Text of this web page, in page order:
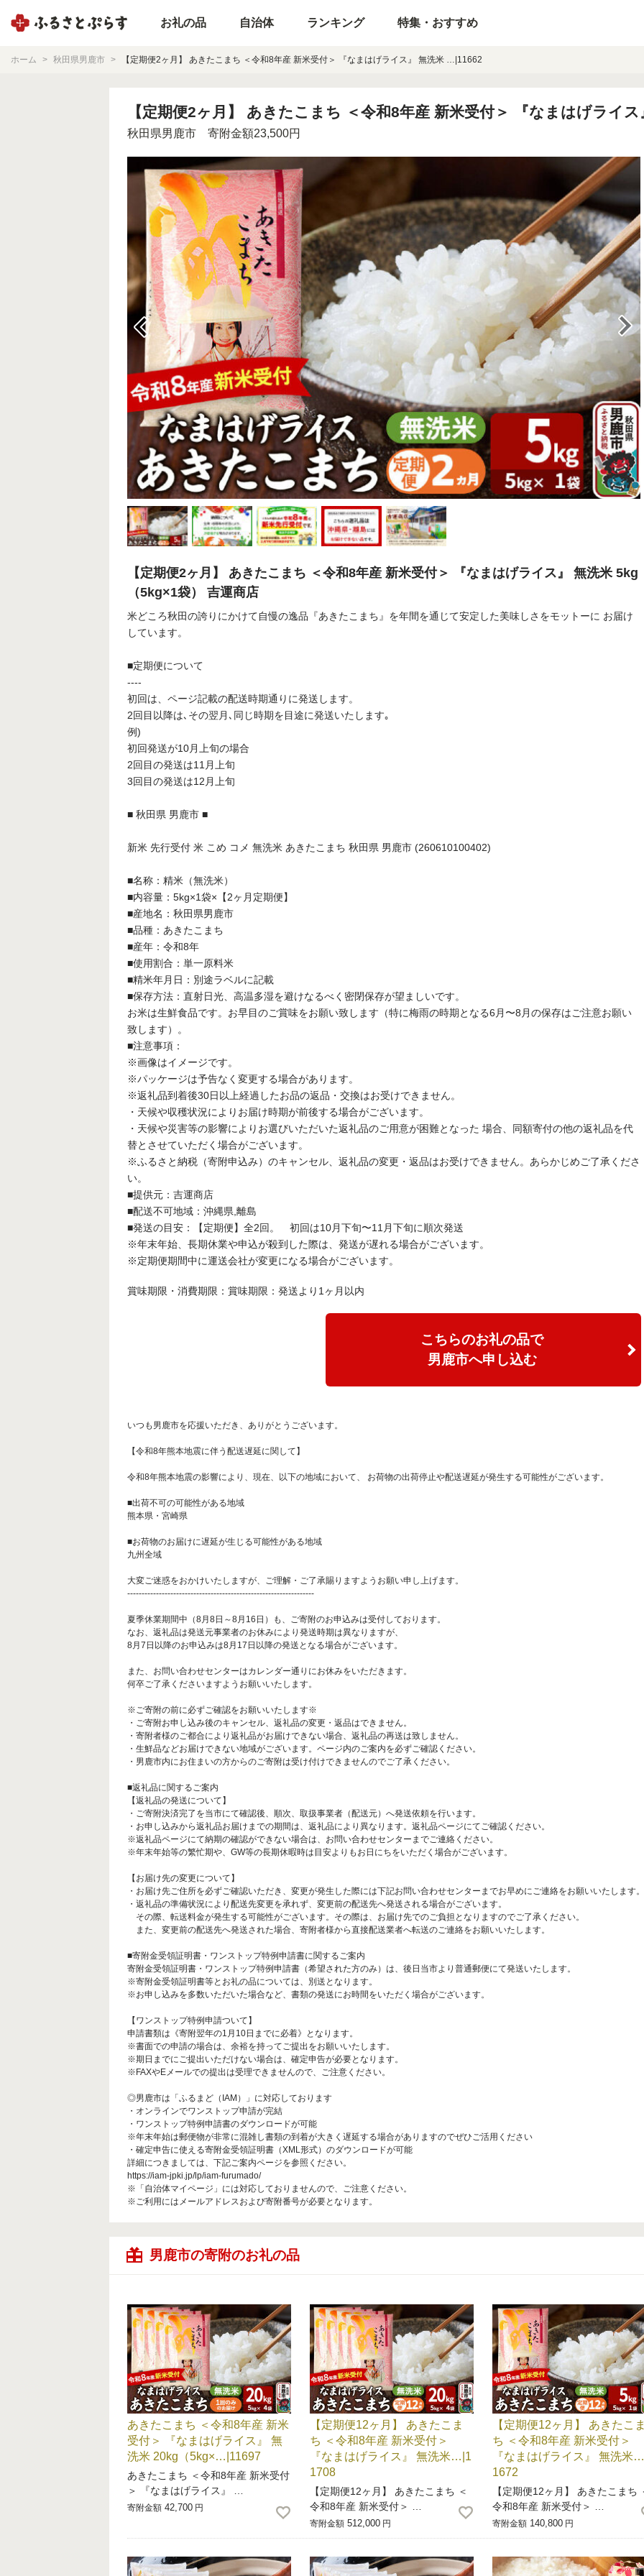
お礼の品 自治体 ランキング 特集・おすすめ
ホーム 秋田県男鹿市 【定期便2ヶ月】 あきたこまち ＜令和8年産 新米受付＞ 『なまはげライス』 無洗米 …|11662
【定期便2ヶ月】 あきたこまち ＜令和8年産 新米受付＞ 『なまはげライ
秋田県男鹿市 寄附金額23,500円
【定期便2ヶ月】 あきたこまち ＜令和8年産 新米受付＞ 『なまはげライス』 無洗米 5kg
（5kg×1袋） 吉運商店
米どころ秋田の誇りにかけて自慢の逸品『あきたこまち』を年間を通じて安定した美味しさをモットーに お届け
しています。
■定期便について
----
初回は、ページ記載の配送時期通りに発送します。
2回目以降は､その翌月､同じ時期を目途に発送いたします｡
例)
初回発送が10月上旬の場合
2回目の発送は11月上旬
3回目の発送は12月上旬
■ 秋田県 男鹿市 ■
新米 先行受付 米 こめ コメ 無洗米 あきたこまち 秋田県 男鹿市 (260610100402)
■名称：精米（無洗米）
■内容量：5kg×1袋×【2ヶ月定期便】
■産地名：秋田県男鹿市
■品種：あきたこまち
■産年：令和8年
■使用割合：単一原料米
■精米年月日：別途ラベルに記載
■保存方法：直射日光、高温多湿を避けなるべく密閉保存が望ましいです。
お米は生鮮食品です。お早目のご賞味をお願い致します（特に梅雨の時期となる6月〜8月の保存はご注意お願い
致します）。
■注意事項：
※画像はイメージです。
※パッケージは予告なく変更する場合があります。
※返礼品到着後30日以上経過したお品の返品・交換はお受けできません。
・天候や収穫状況によりお届け時期が前後する場合がございます。
・天候や災害等の影響によりお選びいただいた返礼品のご用意が困難となった 場合、同額寄付の他の返礼品を代
替とさせていただく場合がございます。
※ふるさと納税（寄附申込み）のキャンセル、返礼品の変更・返品はお受けできません。あらかじめご了承くださ
い。
■提供元：吉運商店
■配送不可地域：沖縄県,離島
■発送の目安：【定期便】全2回。 初回は10月下旬〜11月下旬に順次発送
※年末年始、長期休業や申込が殺到した際は、発送が遅れる場合がございます。
※定期便期間中に運送会社が変更になる場合がございます。
賞味期限・消費期限：賞味期限：発送より1ヶ月以内
こちらのお礼の品で
男鹿市へ申し込む
いつも男鹿市を応援いただき、ありがとうございます。
【令和8年熊本地震に伴う配送遅延に関して】
令和8年熊本地震の影響により、現在、以下の地域において、 お荷物の出荷停止や配送遅延が発生する可能性がございます。
■出荷不可の可能性がある地域
熊本県・宮崎県
■お荷物のお届けに遅延が生じる可能性がある地域
九州全域
大変ご迷惑をおかけいたしますが、ご理解・ご了承賜りますようお願い申し上げます。
-----------------------------------------------------------------
夏季休業期間中（8月8日～8月16日）も、ご寄附のお申込みは受付しております。
なお、返礼品は発送元事業者のお休みにより発送時期は異なりますが、
8月7日以降のお申込みは8月17日以降の発送となる場合がございます。
また、お問い合わせセンターはカレンダー通りにお休みをいただきます。
何卒ご了承くださいますようお願いいたします。
※ご寄附の前に必ずご確認をお願いいたします※
・ご寄附お申し込み後のキャンセル、返礼品の変更・返品はできません。
・寄附者様のご都合により返礼品がお届けできない場合、返礼品の再送は致しません。
・生鮮品などお届けできない地域がございます。ページ内のご案内を必ずご確認ください。
・男鹿市内にお住まいの方からのご寄附は受け付けできませんのでご了承ください。
■返礼品に関するご案内
【返礼品の発送について】
・ご寄附決済完了を当市にて確認後、順次、取扱事業者（配送元）へ発送依頼を行います。
・お申し込みから返礼品お届けまでの期間は、返礼品により異なります。返礼品ページにてご確認ください。
※返礼品ページにて納期の確認ができない場合は、お問い合わせセンターまでご連絡ください。
※年末年始等の繁忙期や、GW等の長期休暇時は目安よりもお日にちをいただく場合がございます。
【お届け先の変更について】
・お届け先ご住所を必ずご確認いただき、変更が発生した際には下記お問い合わせセンターまでお早めにご連絡をお願いいたします。
・返礼品の準備状況により配送先変更を承れず、変更前の配送先へ発送される場合がございます。
その際、転送料金が発生する可能性がございます。その際は、お届け先でのご負担となりますのでご了承ください。
また、変更前の配送先へ発送された場合、寄附者様から直接配送業者へ転送のご連絡をお願いいたします。
■寄附金受領証明書・ワンストップ特例申請書に関するご案内
寄附金受領証明書・ワンストップ特例申請書（希望された方のみ）は、後日当市より普通郵便にて発送いたします。
※寄附金受領証明書等とお礼の品については、別送となります。
※お申し込みを多数いただいた場合など、書類の発送にお時間をいただく場合がございます。
【ワンストップ特例申請ついて】
申請書類は《寄附翌年の1月10日までに必着》となります。
※書面での申請の場合は、余裕を持ってご提出をお願いいたします。
※期日までにご提出いただけない場合は、確定申告が必要となります。
※FAXやEメールでの提出は受理できませんので、ご注意ください。
◎男鹿市は「ふるまど（IAM）」に対応しております
・オンラインでワンストップ申請が完結
・ワンストップ特例申請書のダウンロードが可能
※年末年始は郵便物が非常に混雑し書類の到着が大きく遅延する場合がありますのでぜひご活用ください
・確定申告に使える寄附金受領証明書（XML形式）のダウンロードが可能
詳細につきましては、下記ご案内ページを参照ください。
https://iam-jpki.jp/lp/iam-furumado/
※「自治体マイページ」には対応しておりませんので、ご注意ください。
※ご利用にはメールアドレスおよび寄附番号が必要となります。
男鹿市の寄附のお礼の品
あきたこまち ＜令和8年産 新米
受付＞ 『なまはげライス』 無
洗米 20kg（5kg×…|11697
あきたこまち ＜令和8年産 新米受付
＞ 『なまはげライス』 …
寄附金額 42,700 円
【定期便12ヶ月】 あきたこま
ち ＜令和8年産 新米受付＞
『なまはげライス』 無洗米…|1
1708
【定期便12ヶ月】 あきたこまち ＜
令和8年産 新米受付＞ …
寄附金額 512,000 円
【定期便12ヶ月】 あきたこ
ち ＜令和8年産 新米受付＞
『なまはげライス』 無洗米
1672
【定期便12ヶ月】 あきたこまち
令和8年産 新米受付＞ …
寄附金額 140,800 円